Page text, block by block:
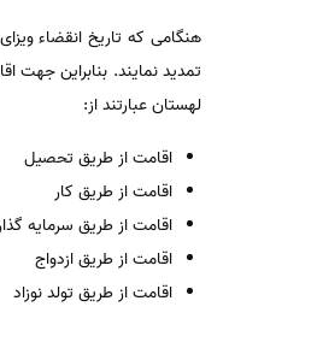
هنگامی که تاریخ انقضاء
تمدید نمایند. بنابراین
لهستان عبارتند از:
اقامت از طریق تحصیل
اقامت از طریق کار
اقامت از طریق سرمایه
اقامت از طریق ازدواج
اقامت از طریق تولد نوزاد